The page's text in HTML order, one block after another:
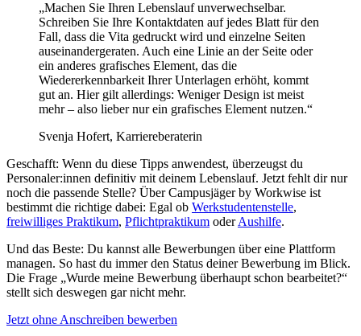
„Machen Sie Ihren Lebenslauf unverwechselbar.
Schreiben Sie Ihre Kontaktdaten auf jedes Blatt für den
Fall, dass die Vita gedruckt wird und einzelne Seiten
auseinandergeraten. Auch eine Linie an der Seite oder
ein anderes grafisches Element, das die
Wiedererkennbarkeit Ihrer Unterlagen erhöht, kommt
gut an. Hier gilt allerdings: Weniger Design ist meist
mehr – also lieber nur ein grafisches Element nutzen.“
Svenja Hofert, Karriereberaterin
Geschafft: Wenn du diese Tipps anwendest, überzeugst du
Personaler:innen definitiv mit deinem Lebenslauf. Jetzt fehlt dir nur
noch die passende Stelle? Über Campusjäger by Workwise ist
bestimmt die richtige dabei: Egal ob Werkstudentenstelle,
freiwilliges Praktikum, Pflichtpraktikum oderAushilfe.
Und das Beste: Du kannst alle Bewerbungen über eine Plattform
managen. So hast du immer den Status deiner Bewerbung im Blick.
Die Frage „Wurde meine Bewerbung überhaupt schon bearbeitet?“
stellt sich deswegen gar nicht mehr.
Jetzt ohne Anschreiben bewerben